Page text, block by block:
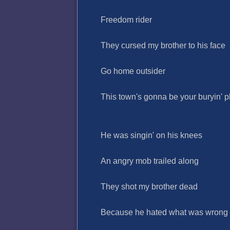
Freedom rider
They cursed my brother to his face
Go home outsider
This town's gonna be your buryin'
He was singin' on his knees
An angry mob trailed along
They shot my brother dead
Because he hated what was wrong